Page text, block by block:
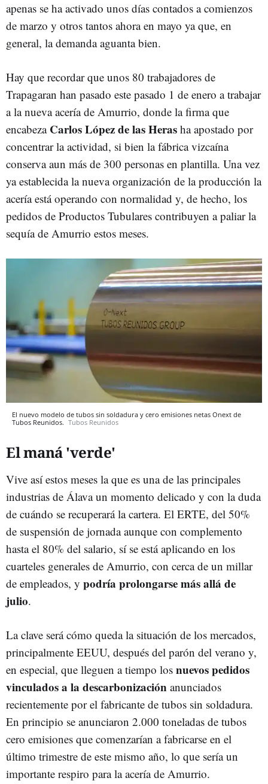
apenas se ha activado unos días contados a comienzos
de marzo y otros tantos ahora en mayo ya que, en
general, la demanda aguanta bien.
Hay que recordar que unos 80 trabajadores de
Trapagaran han pasado este pasado 1 de enero a trabajar
a la nueva acería de Amurrio, donde la firma que
encabeza Carlos López de las Heras ha apostado por
concentrar la actividad, si bien la fábrica vizcaína
conserva aun más de 300 personas en plantilla. Una vez
ya establecida la nueva organización de la producción la
acería está operando con normalidad y, de hecho, los
pedidos de Productos Tubulares contribuyen a paliar la
sequía de Amurrio estos meses.
El nuevo modelo de tubos sin soldadura y cero emisiones netas Onext de
Tubos Reunidos. Tubos Reunidos
El maná 'verde'
Vive así estos meses la que es una de las principales
industrias de Álava un momento delicado y con la duda
de cuándo se recuperará la cartera. El ERTE, del 50%
de suspensión de jornada aunque con complemento
hasta el 80% del salario, sí se está aplicando en los
cuarteles generales de Amurrio, con cerca de un millar
de empleados, y podría prolongarse más allá de
julio.
La clave será cómo queda la situación de los mercados,
principalmente EEUU, después del parón del verano y,
en especial, que lleguen a tiempo los nuevos pedidos
vinculados a la descarbonización anunciados
recientemente por el fabricante de tubos sin soldadura.
En principio se anunciaron 2.000 toneladas de tubos
cero emisiones que comenzarían a fabricarse en el
último trimestre de este mismo año, lo que sería un
importante respiro para la acería de Amurrio.